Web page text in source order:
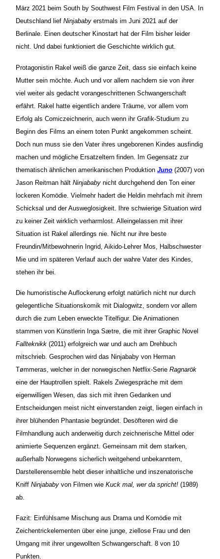
März 2021 beim South by Southwest Film Festival in den USA. In
Deutschland lief Ninjababy erstmals im Juni 2021 auf der
Berlinale. Einen deutscher Kinostart hat der Film bisher leider
nicht. Und dabei funktioniert die Geschichte wirklich gut.
Protagonistin Rakel weiß die ganze Zeit, dass sie einfach keine
Mutter sein möchte. Auch und vor allem nachdem sie von ihrer
viel weiter als gedacht vorangeschrittenen Schwangerschaft
erfährt. Rakel hatte eigentlich andere Träume, vor allem vom
Erfolg als Comiczeichnerin, auch wenn ihr Grafik-Studium zu
Beginn des Films an einem toten Punkt angekommen scheint.
Doch nun muss sie den Vater ihres ungeborenen Kindes ausfindig
machen und mögliche Ersatzeltern finden. Im Gegensatz zur
thematisch ähnlichen amerikanischen Produktion Juno (2007) von
Jason Reitman hält Ninjababy nicht durchgehend den Ton einer
lockeren Komödie. Vielmehr hadert die Heldin mehrfach mit ihrem
Schicksal und der Ausweglosigkeit. Ihre schwierige Situation wird
zu keiner Zeit wirklich verharmlost. Alleingelassen mit ihrer
Situation ist Rakel allerdings nie. Nicht nur ihre beste
Freundin/Mitbewohnerin Ingrid, Aikido-Lehrer Mos, Halbschwester
Mie und im späteren Verlauf auch der wahre Vater des Kindes,
stehen ihr bei.
Die humoristische Auflockerung erfolgt natürlich nicht nur durch
gelegentliche Situationskomik mit Dialogwitz, sondern vor allem
durch die zum Leben erweckte Titelfigur. Die Animationen
stammen von Künstlerin Inga Sætre, die mit ihrer Graphic Novel
Fallteknikk (2011) erfolgreich war und auch am Drehbuch
mitschrieb. Gesprochen wird das Ninjababy von Herman
Tømmeras, welcher in der norwegischen Netflix-Serie Ragnarök
eine der Hauptrollen spielt. Rakels Zwiegespräche mit dem
eigenwilligen Wesen, das sich mit ihren Gedanken und
Entscheidungen meist nicht einverstanden zeigt, liegen einfach in
ihrer blühenden Phantasie begründet. Desöfteren wird die
Filmhandlung auch anderweitig durch zeichnerische Mittel oder
animierte Sequenzen ergänzt. Gemeinsam mit dem starken,
außerhalb Norwegens sicherlich weitgehend unbekanntem,
Darstellerensemble hebt dieser inhaltliche und inszenatorische
Kniff Ninjababy von Filmen wie Kuck mal, wer da spricht! (1989)
ab.
Fazit: Einfühlsame Mischung aus Drama und Komödie mit
Zeichentrickelementen über eine junge, ziellose Frau und den
Umgang mit ihrer ungewollten Schwangerschaft. 8 von 10
Punkten.